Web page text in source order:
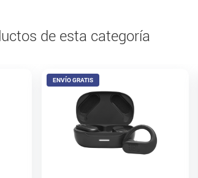
de esta categoría
ENVÍO GRATIS